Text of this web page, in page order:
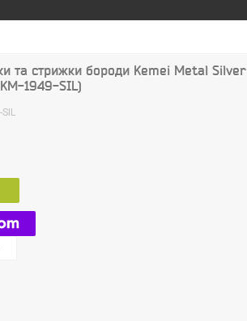
та стрижки бороди Kemei Metal Silver
1949-SIL)
SIL